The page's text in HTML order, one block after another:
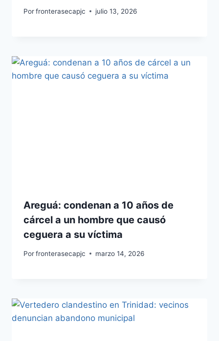
Porfronterasecapjc julio 13, 2026
Areguá: condenan a 10 años de
cárcel a un hombre que causó
ceguera a su víctima
Porfronterasecapjc marzo 14, 2026